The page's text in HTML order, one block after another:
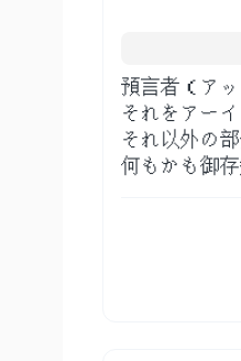
預言者（ア
それをアー
それ以外の
何もかも御